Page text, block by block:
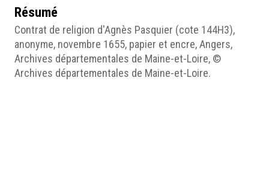
Résumé
Contrat de religion d'Agnès Pasquier (cote 144H3),
anonyme, novembre 1655, papier et encre, Angers,
Archives départementales de Maine-et-Loire, ©
Archives départementales de Maine-et-Loire.